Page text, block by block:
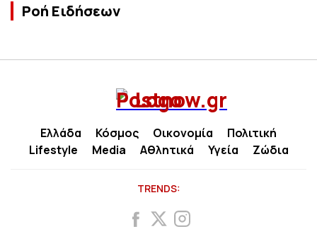
Ροή Ειδήσεων
Ελλάδα Κόσμος Οικονομία
Πολιτική
Lifestyle
Media Αθλητικά Υγεία Ζώδια
TRENDS: